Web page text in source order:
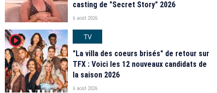
casting de "Secret Story" 2026
6 août 2026
player2
TV
"La villa des coeurs brisés" de retour sur
TFX : Voici les 12 nouveaux candidats de
la saison 2026
6 août 2026